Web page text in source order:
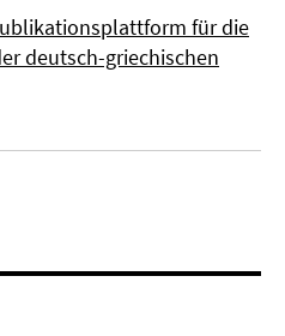
für die
deutsch-griechischen